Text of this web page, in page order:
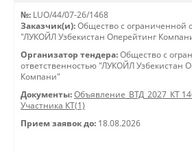
№: LUO/44/07-26/1468
Заказчик(и): Общество с ограниченной
"ЛУКОЙЛ Узбекистан Оперейтинг
Организатор тендера: Общество с
ответственностью "ЛУКОЙЛ Узбекистан
Компани"
Документы: Объявление_ВТД_2027_КТ
Участника КТ(1)
Прием заявок до: 18.08.2026